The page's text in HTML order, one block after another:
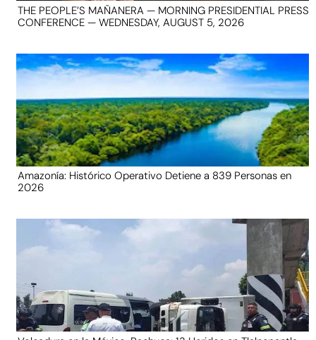
THE PEOPLE’S MAÑANERA — MORNING PRESIDENTIAL PRESS
CONFERENCE — WEDNESDAY, AUGUST 5, 2026
Amazonía: Histórico Operativo Detiene a 839 Personas en
2026